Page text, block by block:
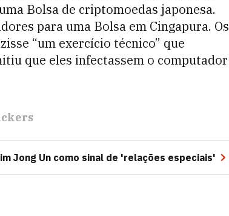
Bolsa de criptomoedas japonesa.
para uma Bolsa em Cingapura. Os
“um exercício técnico” que
que eles infectassem o computador
Jong Un como sinal de 'relações especiais'